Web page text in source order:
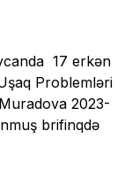
17 erkən
Uşaq Problemləri
2023-
brifinqdə